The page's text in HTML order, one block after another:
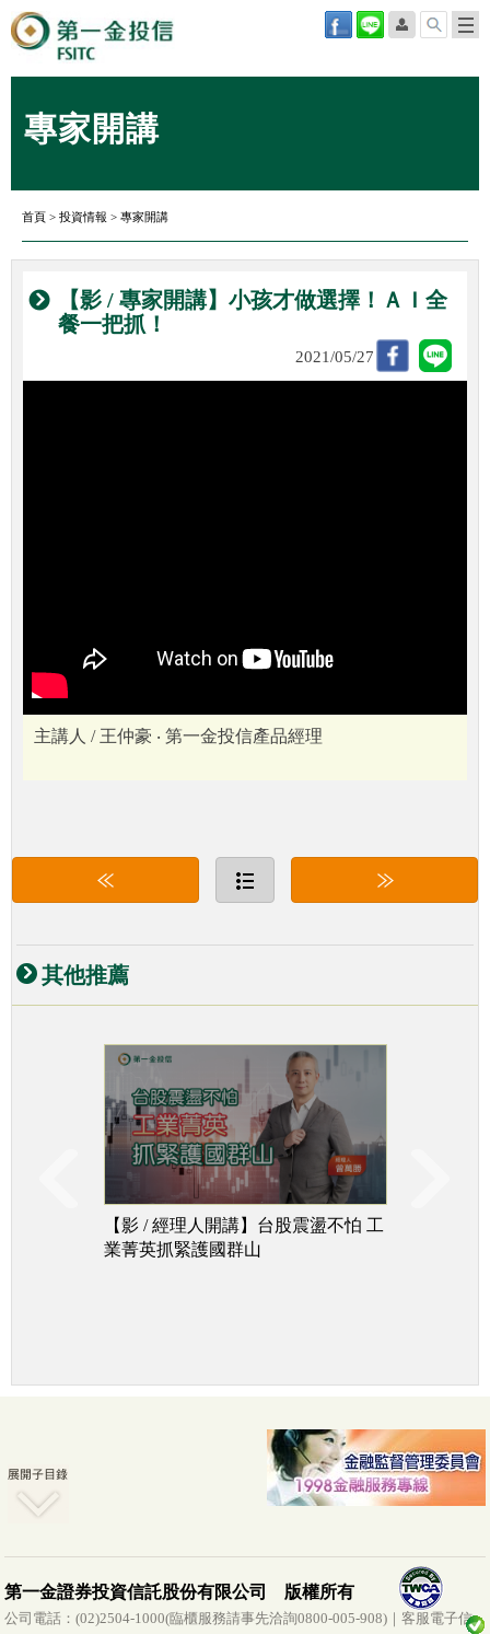
專家開講
首頁 > 投資情報 > 專家開講
【影 / 專家開講】小孩才做選擇！ＡＩ全
餐一把抓！
2021/05/27
主講人 / 王仲豪 ‧ 第一金投信產品經理
其他推薦
【影 / 經理人開講】台股震盪不怕 工
業菁英抓緊護國群山
第一金證券投資信託股份有限公司 版權所有
公司電話：(02)2504-1000(臨櫃服務請事先洽詢0800-005-908)｜客服電子信